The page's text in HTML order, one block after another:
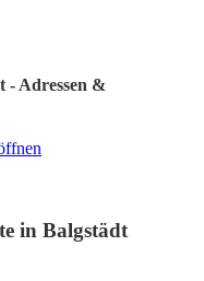
- Adressen &
in Balgstädt